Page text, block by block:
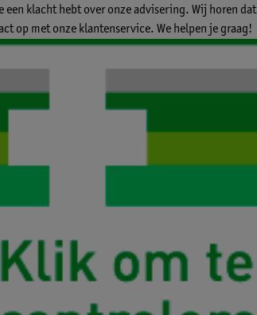
een klacht hebt over onze advisering. Wij horen
op met onze klantenservice. We helpen je graag!